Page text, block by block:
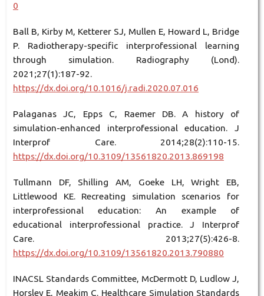
0
Ball B, Kirby M, Ketterer SJ, Mullen E, Howard L, Bridge
P. Radiotherapy-specific interprofessional learning
through simulation. Radiography (Lond).
2021;27(1):187-92.
https://dx.doi.org/10.1016/j.radi.2020.07.016
Palaganas JC, Epps C, Raemer DB. A history of
simulation-enhanced interprofessional education. J
Interprof Care. 2014;28(2):110-15.
https://dx.doi.org/10.3109/13561820.2013.869198
Tullmann DF, Shilling AM, Goeke LH, Wright EB,
Littlewood KE. Recreating simulation scenarios for
interprofessional education: An example of
educational interprofessional practice. J Interprof
Care. 2013;27(5):426-8.
https://dx.doi.org/10.3109/13561820.2013.790880
INACSL Standards Committee, McDermott D, Ludlow J,
Horsley E, Meakim C. Healthcare Simulation Standards